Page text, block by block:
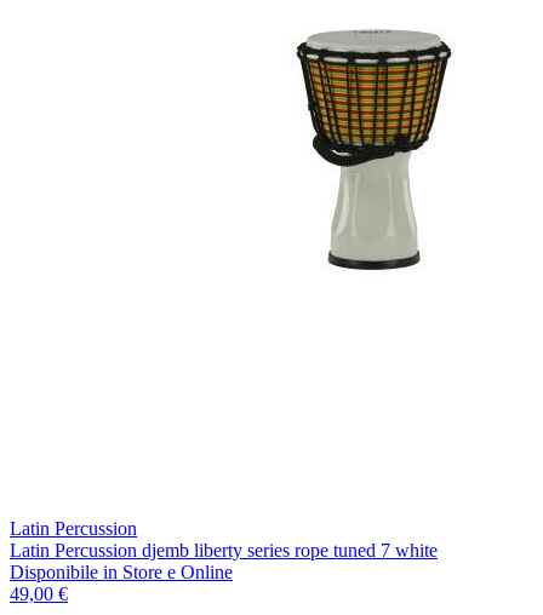
Latin Percussion
Latin Percussion djemb liberty series rope tuned 7 white
Disponibile in Store e Online
49,00 €